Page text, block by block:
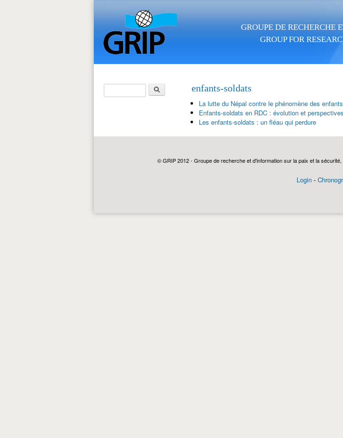
GROUPE DE RECHERCHE
GROUP FOR
enfants-soldats
La lutte du Népal contre le phénomène des
Enfants-soldats en RDC : évolution et
Les enfants-soldats : un fléau qui perdure
Formulaire de
© GRIP 2012 - Groupe de recherche et d'information sur la paix et la
Login-